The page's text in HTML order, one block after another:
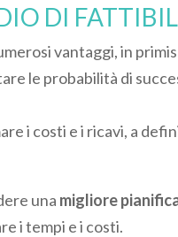
DI
vantaggi, in primis
le probabilità di
i costi e i ricavi, a
una migliore
i tempi e i costi.